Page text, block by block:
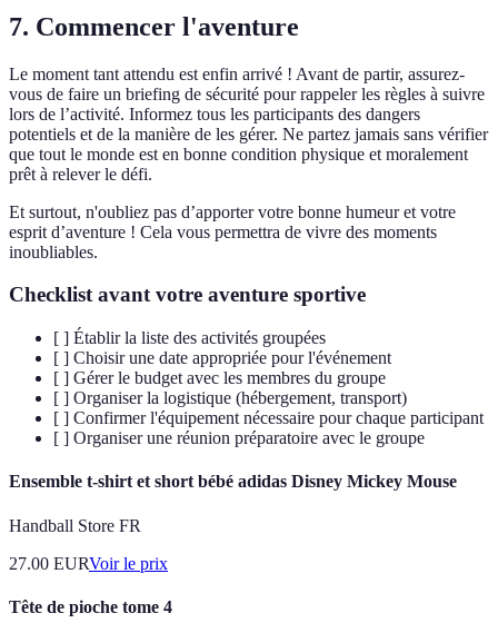
7. Commencer l'aventure
Le moment tant attendu est enfin arrivé ! Avant de partir, assurez-
vous de faire un briefing de sécurité pour rappeler les règles à suivre
lors de l’activité. Informez tous les participants des dangers
potentiels et de la manière de les gérer. Ne partez jamais sans vérifier
que tout le monde est en bonne condition physique et moralement
prêt à relever le défi.
Et surtout, n'oubliez pas d’apporter votre bonne humeur et votre
esprit d’aventure ! Cela vous permettra de vivre des moments
inoubliables.
Checklist avant votre aventure sportive
[ ] Établir la liste des activités groupées
[ ] Choisir une date appropriée pour l'événement
[ ] Gérer le budget avec les membres du groupe
[ ] Organiser la logistique (hébergement, transport)
[ ] Confirmer l'équipement nécessaire pour chaque participant
[ ] Organiser une réunion préparatoire avec le groupe
Ensemble t-shirt et short bébé adidas Disney Mickey Mouse
Handball Store FR
27.00 EURVoir le prix
Tête de pioche tome 4